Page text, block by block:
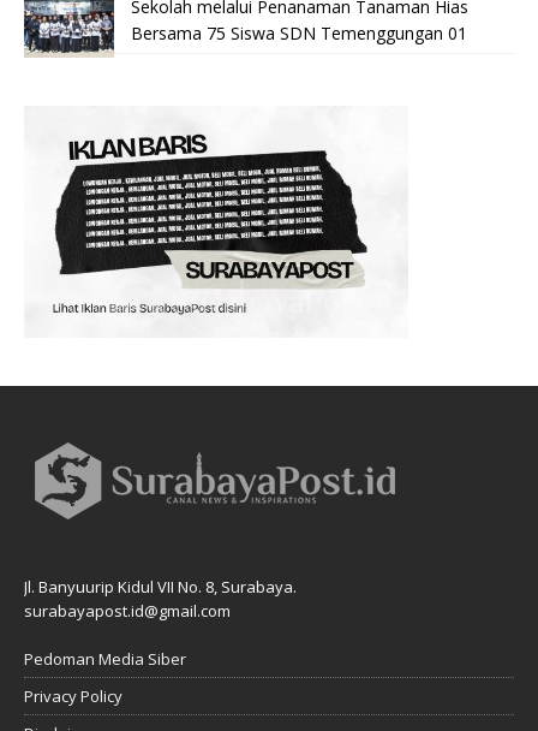
Sekolah melalui Penanaman Tanaman Hias
Bersama 75 Siswa SDN Temenggungan 01
Jl. Banyuurip Kidul VII No. 8, Surabaya.
surabayapost.id@gmail.com
Pedoman Media Siber
Privacy Policy